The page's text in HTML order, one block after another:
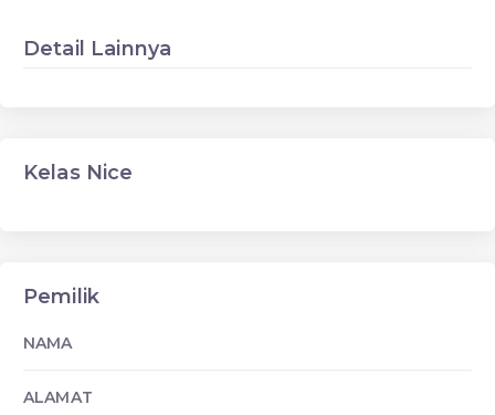
Detail Lainnya
Kelas Nice
Pemilik
NAMA
ALAMAT